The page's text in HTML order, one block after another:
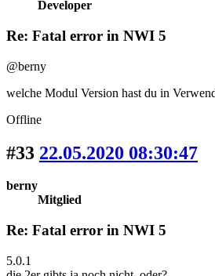
Developer
Re: Fatal error in NWI 5
@berny
welche Modul Version hast du in
Offline
#33 22.05.2020 08:30:47
berny
Mitglied
Re: Fatal error in NWI 5
5.0.1